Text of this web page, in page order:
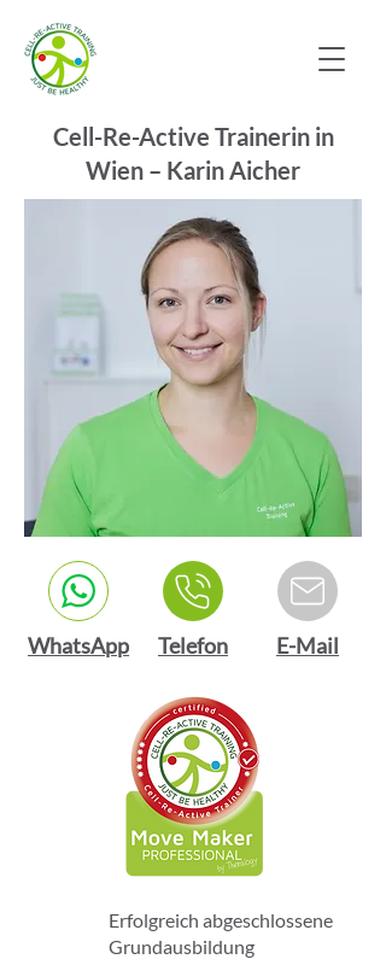
Cell-Re-Active Trainerin in
Wien – Karin Aicher
WhatsApp Telefon E-Mail
Erfolgreich abgeschlossene
Grundausbildung